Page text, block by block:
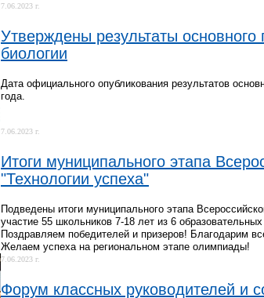
7.06.2023 г.
Утверждены результаты
биологии
Дата официального опубликования результатов
года.
7.06.2023 г.
Итоги муниципального этапа
"Технологии успеха"
Подведены итоги муниципального этапа
участие 55 школьников 7-18 лет из 6 образовательных
Поздравляем победителей и призеров! Благодарим
Желаем успеха на региональном этапе олимпиады!
7.06.2023 г.
Форум классных руководителей и